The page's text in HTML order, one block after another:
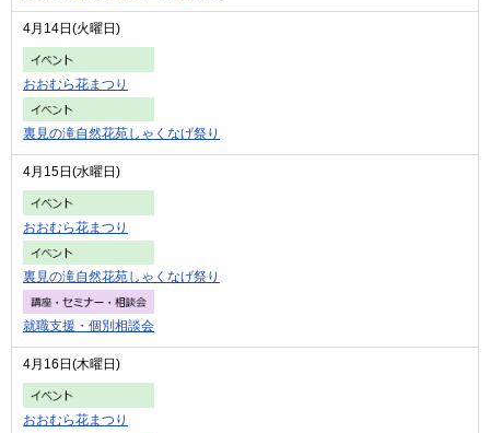
4月14日(火曜日)
おおむら花まつり
裏見の滝自然花苑しゃくなげ祭り
4月15日(水曜日)
おおむら花まつり
裏見の滝自然花苑しゃくなげ祭り
就職支援・個別相談会
4月16日(木曜日)
おおむら花まつり